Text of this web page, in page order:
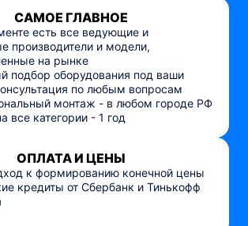
САМОЕ ГЛАВНОЕ
есть все ведующие и
производители и модели,
на рынке
подбор оборудования под ваши
по любым вопросам
монтаж - в любом городе РФ
все категории - 1 год
ОПЛАТА И ЦЕНЫ
к формированию конечной цены
кредиты от Сбербанк и Тинькофф